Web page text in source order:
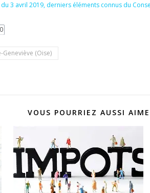
3 avril 2019, derniers éléments connus du
Geneviève (Oise)
VOUS POURRIEZ AUSSI